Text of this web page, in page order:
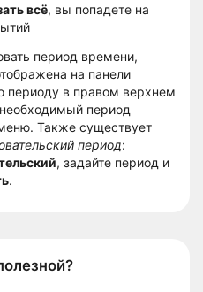
всё, вы попадете на
период времени,
на панели
периоду в правом верхнем
период
Также существует
период:
, задайте период и
.